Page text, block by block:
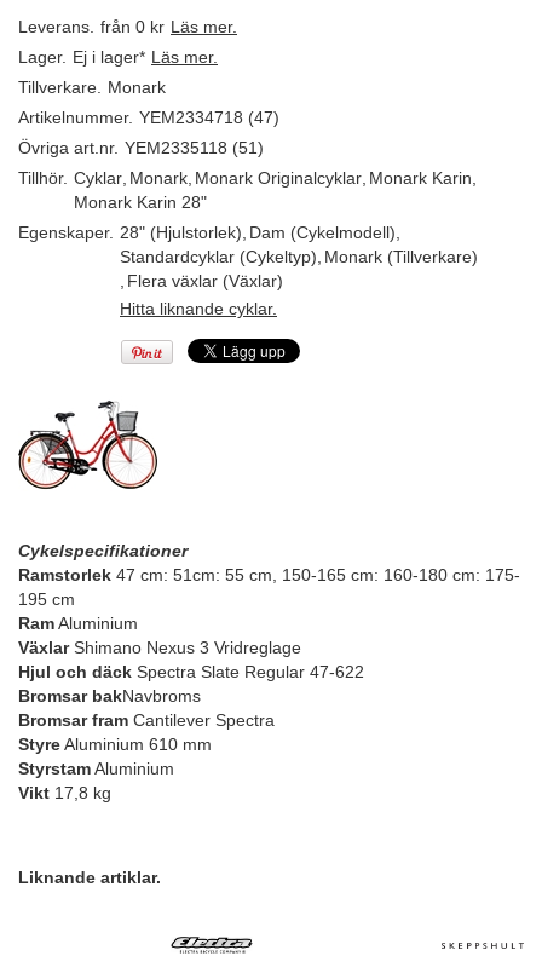
Leverans. från 0 kr Läs mer.
Lager. Ej i lager* Läs mer.
Tillverkare.
Monark
Artikelnummer. YEM2334718 (47)
Övriga art.nr. YEM2335118 (51)
Tillhör. Cyklar Monark Monark Originalcyklar Monark Karin
Monark Karin 28"
Egenskaper. 28" (Hjulstorlek) Dam (Cykelmodell)
Standardcyklar (Cykeltyp) Monark (Tillverkare)
Flera växlar (Växlar)
Hitta liknande cyklar.
Cykelspecifikationer
Ramstorlek 47 cm: 51cm: 55 cm, 150-165 cm: 160-180 cm: 175-
195 cm
RamAluminium
VäxlarShimano Nexus 3 Vridreglage
Hjul och däck Spectra Slate Regular 47-622
Bromsar bakNavbroms
Bromsar fram Cantilever Spectra
StyreAluminium 610 mm
StyrstamAluminium
Vikt 17,8 kg
Liknande artiklar.